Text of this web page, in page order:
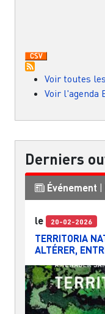
Voir toutes
Voir l'agenda
Derniers
Événement |
le 20-02-2026
TERRITORIA
ALTÉRER,